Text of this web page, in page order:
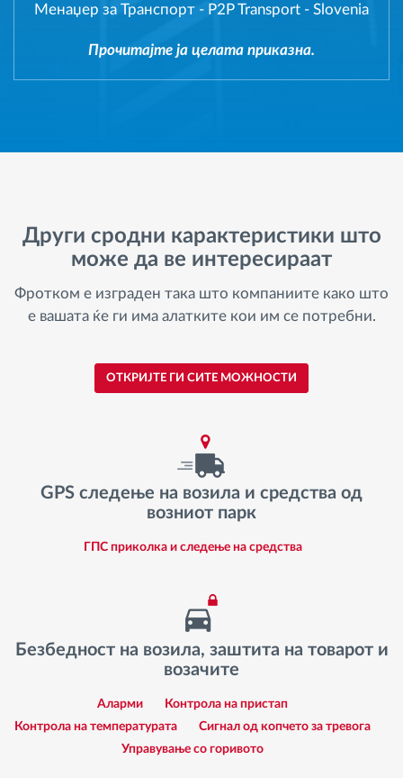
Менаџер за Транспорт - P2P Transport - Slovenia
Прочитајте ја целата приказна.
Други сродни карактеристики што
може да ве интересираат
Фротком е изграден така што компаниите како што
е вашата ќе ги има алатките кои им се потребни.
ОТКРИЈТЕ ГИ СИТЕ МОЖНОСТИ
GPS следење на возила и средства од
возниот парк
ГПС приколка и следење на средства
Безбедност на возила, заштита на товарот и
возачите
Аларми
Контрола на пристап
Контрола на температурата
Сигнал од копчето за тревога
Управување со горивото